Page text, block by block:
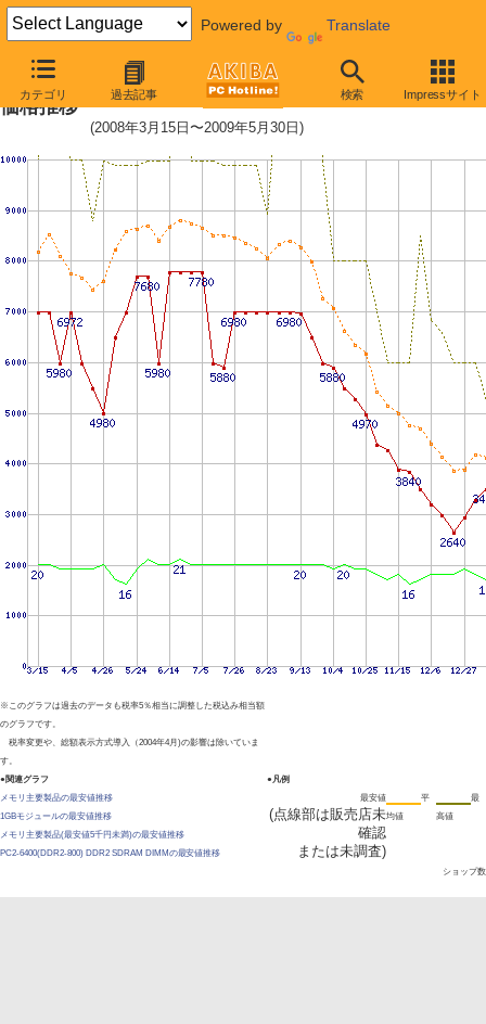
Powered by Translate
カテゴリ 過去記事 検索 Impressサイト
PC2-6400 2GB×2枚組みセットの
価格推移
(2008年3月15日〜2009年5月30日)
※このグラフは過去のデータも税率5％相当に調整した税込み相当額
のグラフです。
税率変更や、総額表示方式導入（2004年4月)の影響は除いていま
す。
●関連グラフ
メモリ主要製品の最安値推移
1GBモジュールの最安値推移
メモリ主要製品(最安値5千円未満)の最安値推移
PC2-6400(DDR2-800) DDR2 SDRAM DIMMの最安値推移
●凡例
最安値
(点線部は販売店未
確認
または未調査)
平
均値
最
高値
ショップ数